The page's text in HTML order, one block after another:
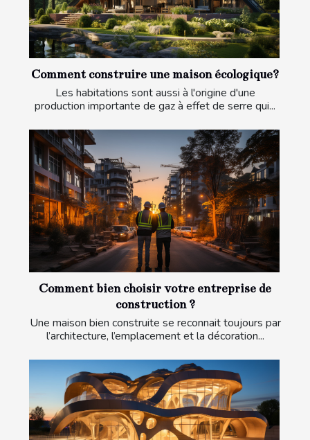
Comment construire une maison écologique?
Les habitations sont aussi à l'origine d'une
production importante de gaz à effet de serre qui...
Comment bien choisir votre entreprise de
construction ?
Une maison bien construite se reconnait toujours par
l’architecture, l’emplacement et la décoration...